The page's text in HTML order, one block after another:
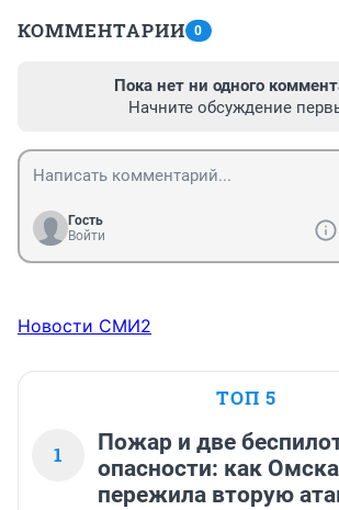
КОММЕНТАРИИ 0
Пока нет ни одного
Начните обсуждение
Гость
Войти
Новости СМИ2
ТОП 5
1
Пожар и две
опасности: как
пережила вторую